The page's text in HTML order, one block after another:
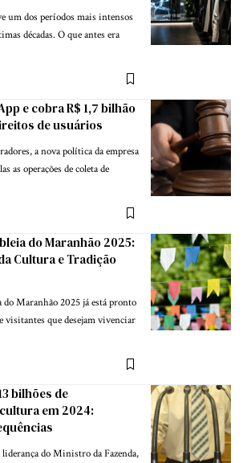
um dos períodos mais intensos
décadas. O que antes era
e cobra R$ 1,7 bilhão
de usuários
a nova política da empresa
as operações de coleta de
do Maranhão 2025:
Cultura e Tradição
Maranhão 2025 já está pronto
visitantes que desejam vivenciar
bilhões de
em 2024:
do Ministro da Fazenda,